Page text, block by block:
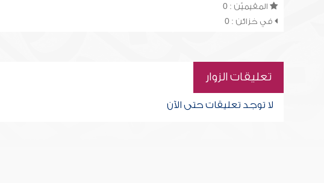
المقيميّن : 0
في خزائن : 0
تعليقات الزوار
لا توجد تعليقات حتى الآن